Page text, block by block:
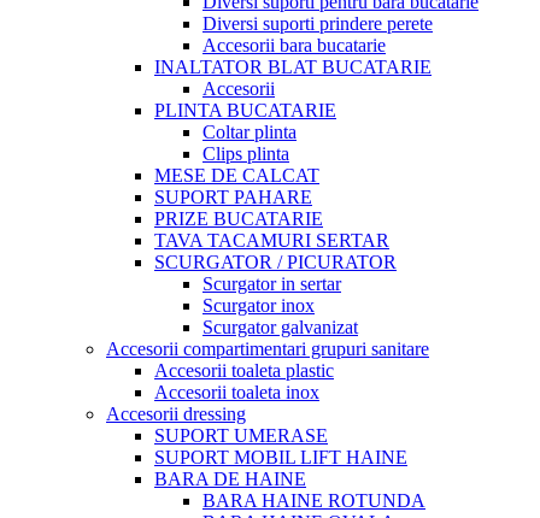
Diversi suporti prindere perete
Accesorii bara bucatarie
INALTATOR BLAT BUCATARIE
Accesorii
PLINTA BUCATARIE
Coltar plinta
Clips plinta
MESE DE CALCAT
SUPORT PAHARE
PRIZE BUCATARIE
TAVA TACAMURI SERTAR
SCURGATOR / PICURATOR
Scurgator in sertar
Scurgator inox
Scurgator galvanizat
Accesorii compartimentari grupuri sanitare
Accesorii toaleta plastic
Accesorii toaleta inox
Accesorii dressing
SUPORT UMERASE
SUPORT MOBIL LIFT HAINE
BARA DE HAINE
BARA HAINE ROTUNDA